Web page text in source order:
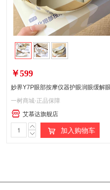
￥599
一树商城-正品保障
艾慕达旗舰店
加入购物车